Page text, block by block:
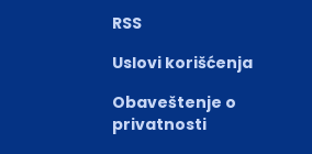
RSS
Uslovi korišćenja
Obaveštenje o
privatnosti